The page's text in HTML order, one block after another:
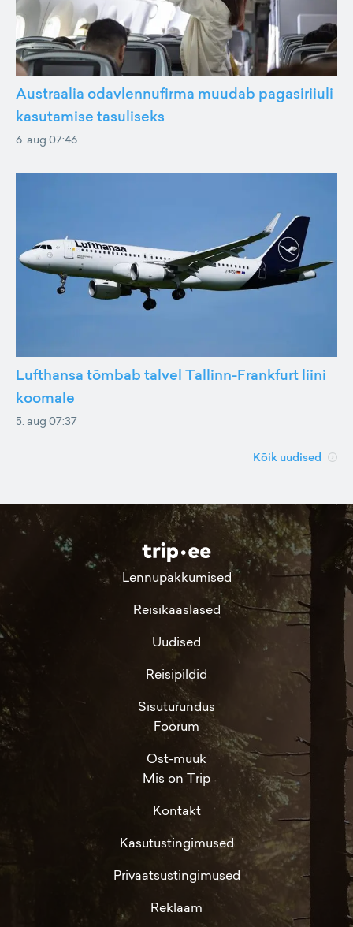
Austraalia odavlennufirma muudab pagasiriiuli
kasutamise tasuliseks
6. aug 07:46
Lufthansa tõmbab talvel Tallinn-Frankfurt liini
koomale
5. aug 07:37
Kõik uudised
Lennupakkumised
Reisikaaslased
Uudised
Reisipildid
Sisuturundus
Foorum
Ost-müük
Mis on Trip
Kontakt
Kasutustingimused
Privaatsustingimused
Reklaam